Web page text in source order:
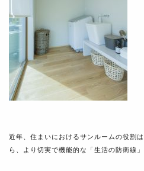
近年、住まいにおけるサンルームの役割
ら、より切実で機能的な「生活の防衛線